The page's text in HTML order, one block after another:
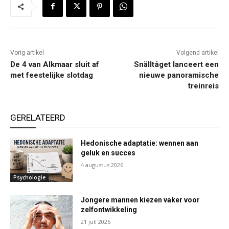
Vorig artikel
De 4 van Alkmaar sluit af
met feestelijke slotdag
Volgend artikel
Snälltåget lanceert een
nieuwe panoramische
treinreis
GERELATEERD
Psychologie
Hedonische adaptatie: wennen aan
geluk en succes
4 augustus 2026
Jongere mannen kiezen vaker voor
zelfontwikkeling
21 juli 2026